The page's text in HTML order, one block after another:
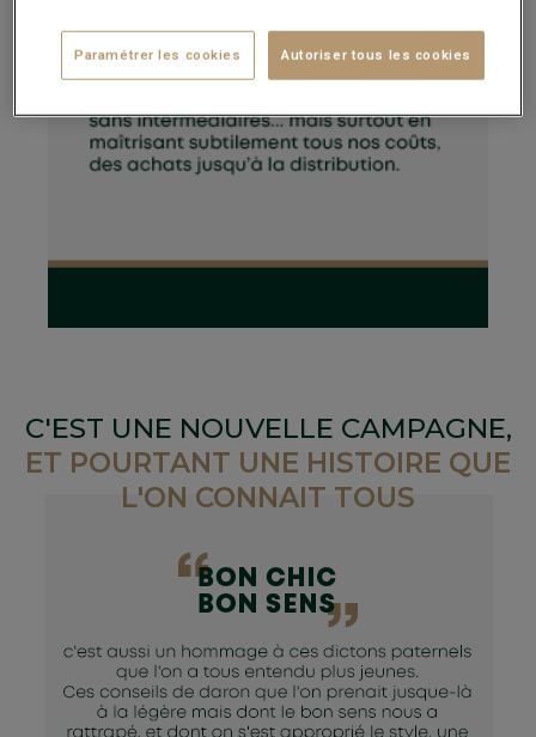
C'EST UNE NOUVELLE CAMPAGNE,
ET POURTANT UNE HISTOIRE QUE
L'ON CONNAIT TOUS
Paramétrer les cookies Autoriser tous les cookies